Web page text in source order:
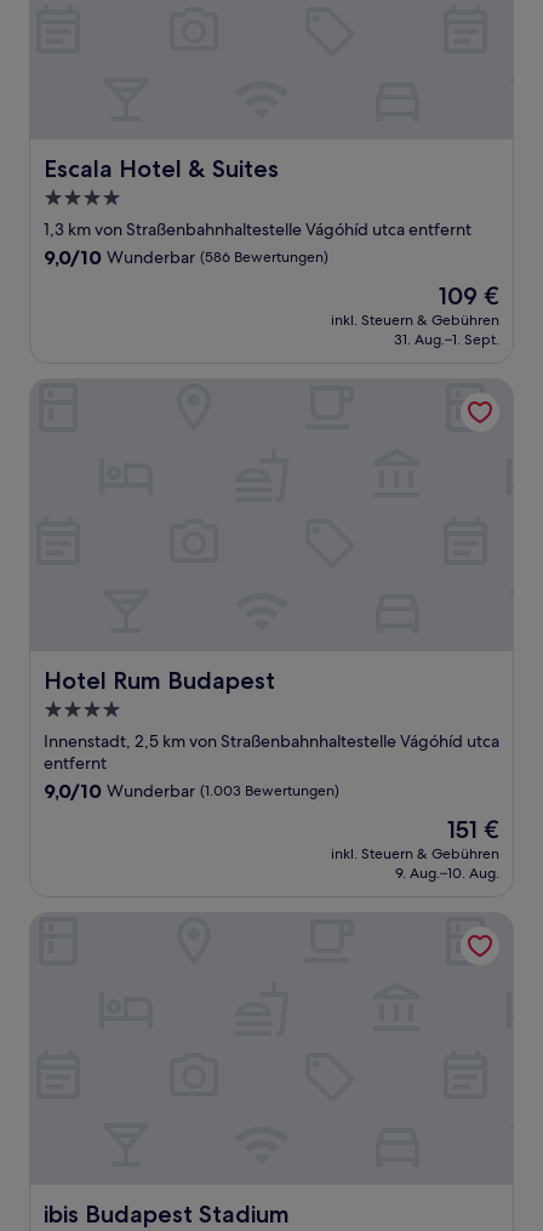
Escala Hotel & Suites
Escala Hotel & Suites
4.0-
Sterne-
Unterkunft
1,3 km von Straßenbahnhaltestelle Vágóhíd utca entfernt
9.0
9,0/10 Wunderbar (586 Bewertungen)
Der
Preis
beträgt
109 €
inkl. Steuern & Gebühren
31. Aug.–1. Sept.
Hotel Rum Budapest
Hotel Rum Budapest
4.0-
Sterne-
Unterkunft
Innenstadt, 2,5 km von Straßenbahnhaltestelle Vágóhíd utca
entfernt
9.0
9,0/10 Wunderbar (1.003 Bewertungen)
Der
Preis
beträgt
151 €
inkl. Steuern & Gebühren
9. Aug.–10. Aug.
ibis Budapest Stadium
ibis Budapest Stadium